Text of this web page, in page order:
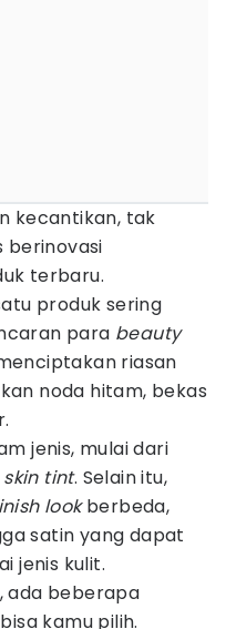
kecantikan, tak
terbaru.
produk sering
para beauty
riasan
noda hitam, bekas
jenis, mulai dari
skin tint. Selain itu,
lookberbeda,
satin yang dapat
jenis kulit.
ada beberapa
kamu pilih.